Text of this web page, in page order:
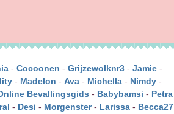
- Cocoonen - Grijzewolknr3 - Jamie -
- Madelon - Ava - Michella - Nimdy -
Bevallingsgids - Babybamsi - Petra
- Desi - Morgenster- Larissa - Becca27